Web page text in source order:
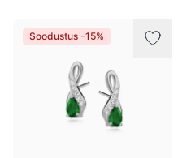
Soodustus -15%